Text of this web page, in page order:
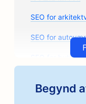
SEO for
SEO for
SEO for
SEO for
Begynd